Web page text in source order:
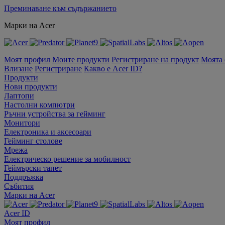
Преминаване към съдържанието
Марки на Acer
Моят профил Моите продукти Регистриране на продукт Моята
Влизане Регистриране Какво е Acer ID?
Продукти
Нови продукти
Лаптопи
Настолни компютри
Ръчни устройства за гейминг
Монитори
Електроника и аксесоари
Гейминг столове
Мрежа
Електрическо решение за мобилност
Геймърски тапет
Поддръжка
Събития
Марки на Acer
Acer ID
Моят профил